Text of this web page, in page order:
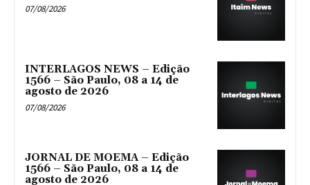
07/08/2026
INTERLAGOS NEWS – Edição
1566 – São Paulo, 08 a 14 de
agosto de 2026
07/08/2026
JORNAL DE MOEMA – Edição
1566 – São Paulo, 08 a 14 de
agosto de 2026